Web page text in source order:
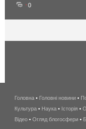
0
Головна • Головні новини •
Культура • Наука • Історія •
Відео • Огляд блогосфери •